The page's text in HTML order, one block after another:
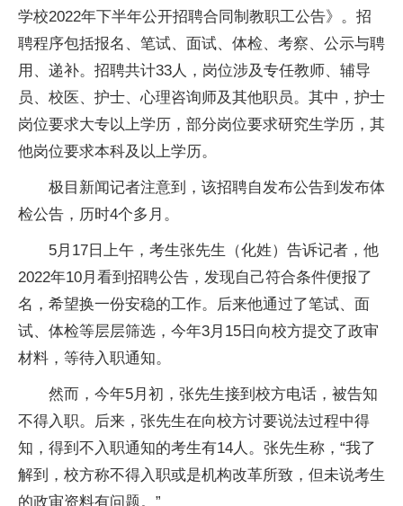
学校2022年下半年公开招聘合同制教职工公告》。招
聘程序包括报名、笔试、面试、体检、考察、公示与聘
用、递补。招聘共计33人，岗位涉及专任教师、辅导
员、校医、护士、心理咨询师及其他职员。其中，护士
岗位要求大专以上学历，部分岗位要求研究生学历，其
他岗位要求本科及以上学历。
极目新闻记者注意到，该招聘自发布公告到发布体
检公告，历时4个多月。
5月17日上午，考生张先生（化姓）告诉记者，他
2022年10月看到招聘公告，发现自己符合条件便报了
名，希望换一份安稳的工作。后来他通过了笔试、面
试、体检等层层筛选，今年3月15日向校方提交了政审
材料，等待入职通知。
然而，今年5月初，张先生接到校方电话，被告知
不得入职。后来，张先生在向校方讨要说法过程中得
知，得到不入职通知的考生有14人。张先生称，“我了
解到，校方称不得入职或是机构改革所致，但未说考生
的政审资料有问题。”